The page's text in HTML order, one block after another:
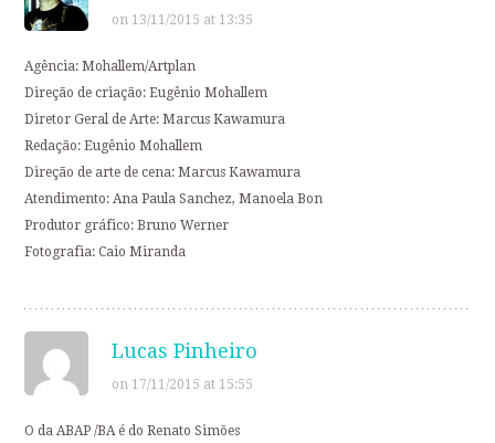
on 13/11/2015 at 13:35
Agência: Mohallem/Artplan
Direção de criação: Eugênio Mohallem
Diretor Geral de Arte: Marcus Kawamura
Redação: Eugênio Mohallem
Direção de arte de cena: Marcus Kawamura
Atendimento: Ana Paula Sanchez, Manoela Bon
Produtor gráfico: Bruno Werner
Fotografia: Caio Miranda
Lucas Pinheiro
on 17/11/2015 at 15:55
O da ABAP /BA é do Renato Simões